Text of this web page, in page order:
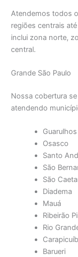
Atendemos todos
regiões centrais
inclui zona norte,
central.
Grande São Paulo
Nossa cobertura
atendendo
Guarulhos
Osasco
Santo
São
São
Diadema
Mauá
Ribeirão
Rio
Barueri